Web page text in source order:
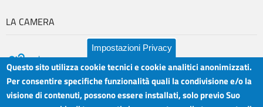
LA CAMERA
Camera di Commercio Industria Artigianato e
Orari sportelli:
Impostazioni Privacy
Questo sito utilizza cookie tecnici e cookie analitici anonimizzati.
Per consentire specifiche funzionalità quali la condivisione e/o la
visione di contenuti, possono essere installati, solo previo Suo